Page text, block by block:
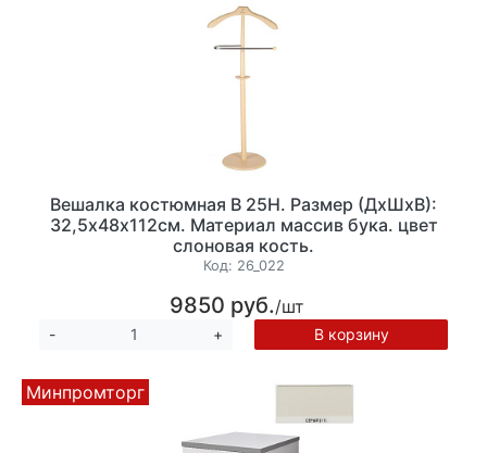
Вешалка костюмная В 25Н. Размер (ДхШхВ):
32,5х48х112см. Материал массив бука. цвет
слоновая кость.
Код: 26_022
9850 руб./шт
- + В корзину
Минпромторг